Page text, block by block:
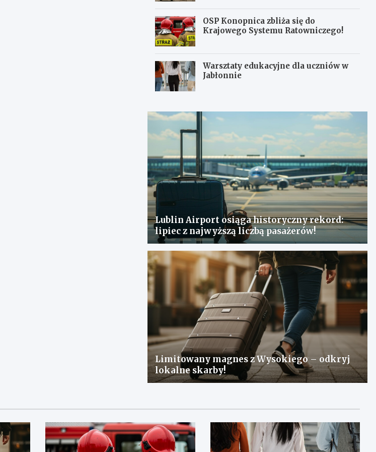
OSP Konopnica zbliża się do
Krajowego Systemu Ratowniczego!
Warsztaty edukacyjne dla uczniów w
Jabłonnie
Lublin Airport osiąga historyczny rekord:
lipiec z najwyższą liczbą pasażerów!
Limitowany magnes z Wysokiego – odkryj
lokalne skarby!